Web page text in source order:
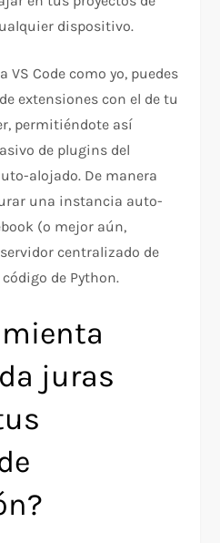
dispositivo.
VS Code como yo, puedes
extensiones con el de tu
permitiéndote así
de plugins del
alojado. De manera
una instancia auto-
(o mejor aún,
centralizado de
de Python.
juras